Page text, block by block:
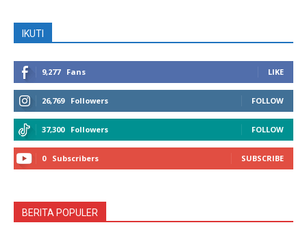
IKUTI
9,277 Fans LIKE
26,769 Followers FOLLOW
37,300 Followers FOLLOW
0 Subscribers SUBSCRIBE
BERITA POPULER